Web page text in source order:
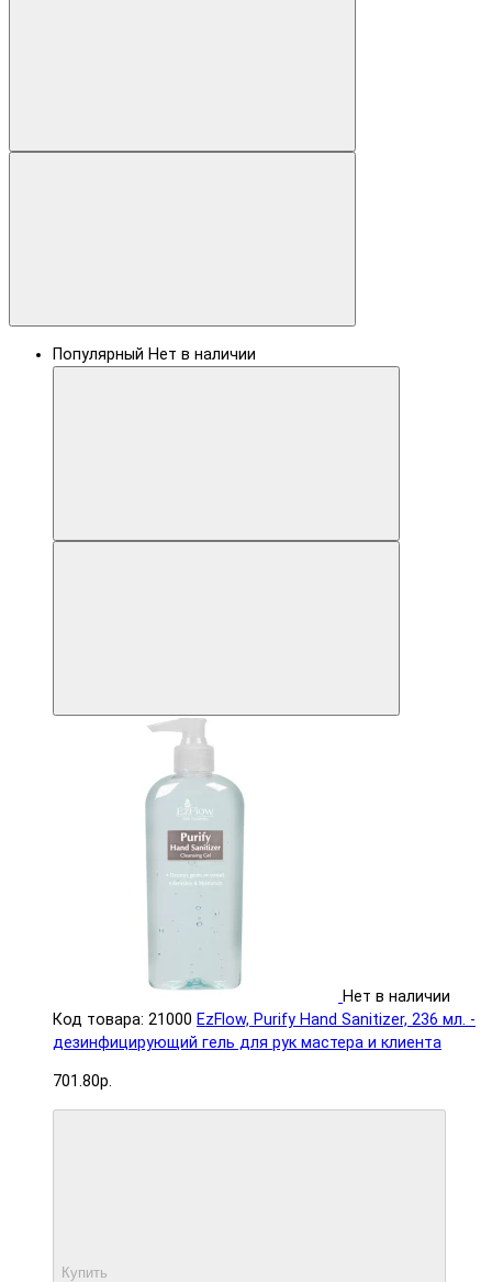
Популярный Нет в наличии
Нет в наличии
Код товара: 21000 EzFlow, Purify Hand Sanitizer, 236 мл. -
дезинфицирующий гель для рук мастера и клиента
701.80р.
Купить